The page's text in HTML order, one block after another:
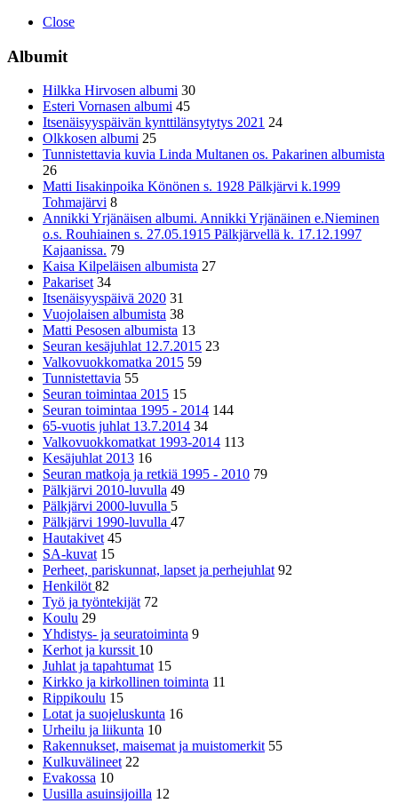
Close
Albumit
Hilkka Hirvosen albumi 30
Esteri Vornasen albumi 45
Itsenäisyyspäivän kynttilänsytytys 2021 24
Olkkosen albumi 25
Tunnistettavia kuvia Linda Multanen os. Pakarinen albumista
26
Matti Iisakinpoika Könönen s. 1928 Pälkjärvi k.1999
Tohmajärvi 8
Annikki Yrjänäisen albumi. Annikki Yrjänäinen e.Nieminen
o.s. Rouhiainen s. 27.05.1915 Pälkjärvellä k. 17.12.1997
Kajaanissa. 79
Kaisa Kilpeläisen albumista 27
Pakariset 34
Itsenäisyyspäivä 2020 31
Vuojolaisen albumista 38
Matti Pesosen albumista 13
Seuran kesäjuhlat 12.7.2015 23
Valkovuokkomatka 2015 59
Tunnistettavia 55
Seuran toimintaa 2015 15
Seuran toimintaa 1995 - 2014 144
65-vuotis juhlat 13.7.2014 34
Valkovuokkomatkat 1993-2014 113
Kesäjuhlat 2013 16
Seuran matkoja ja retkiä 1995 - 2010 79
Pälkjärvi 2010-luvulla 49
Pälkjärvi 2000-luvulla 5
Pälkjärvi 1990-luvulla 47
Hautakivet 45
SA-kuvat 15
Perheet, pariskunnat, lapset ja perhejuhlat 92
Henkilöt82
Työ ja työntekijät 72
Koulu 29
Yhdistys- ja seuratoiminta 9
Kerhot ja kurssit 10
Juhlat ja tapahtumat 15
Kirkko ja kirkollinen toiminta 11
Rippikoulu 15
Lotat ja suojeluskunta 16
Urheilu ja liikunta 10
Rakennukset, maisemat ja muistomerkit 55
Kulkuvälineet 22
Evakossa 10
Uusilla asuinsijoilla 12